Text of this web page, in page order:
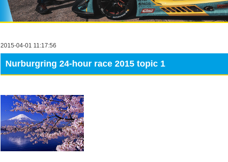
2015-04-01 11:17:56
Nurburgring 24-hour race 2015 topic 1